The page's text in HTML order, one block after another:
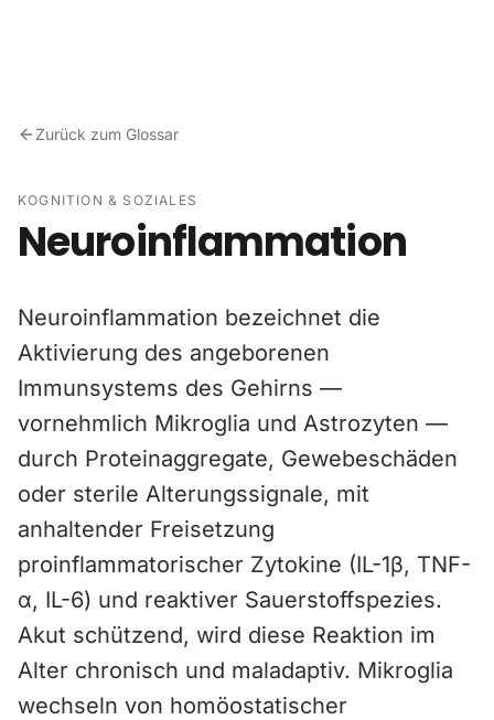
Zurück zum Glossar
KOGNITION & SOZIALES
Neuroinflammation
Neuroinflammation bezeichnet die
Aktivierung des angeborenen
Immunsystems des Gehirns —
vornehmlich Mikroglia und Astrozyten —
durch Proteinaggregate, Gewebeschäden
oder sterile Alterungssignale, mit
anhaltender Freisetzung
proinflammatorischer Zytokine (IL-1β, TNF-
α, IL-6) und reaktiver Sauerstoffspezies.
Akut schützend, wird diese Reaktion im
Alter chronisch und maladaptiv. Mikroglia
wechseln von homöostatischer